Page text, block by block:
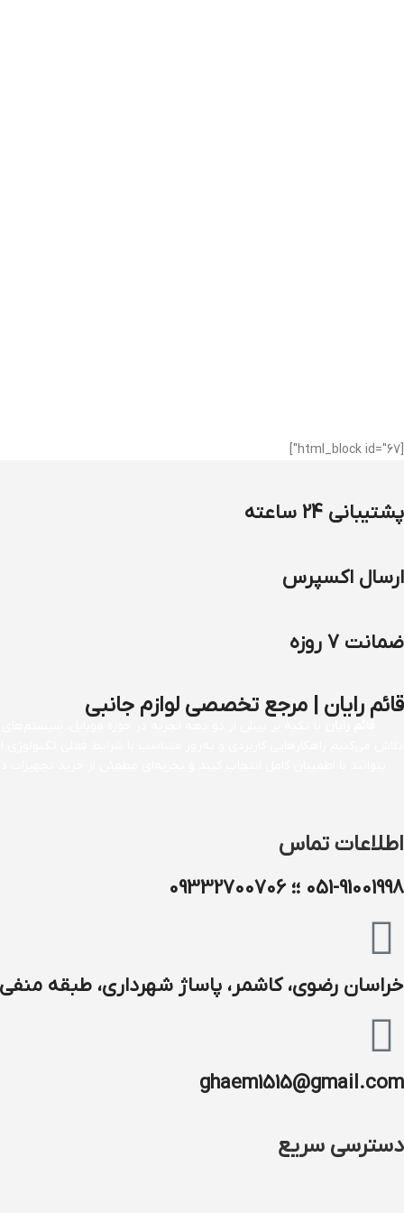
[html_block id="67"]
پشتیبانی 24 ساعته
ارسال اکسپرس
ضمانت 7 روزه
قائم رایان | مرجع تخصصی لوازم جانبی
اطلاعات تماس
051-91001998 ؛؛ 09332700706
خراسان رضوی، کاشمر، پاساژ شهرداری، طبقه منفی ۱
ghaem1515@gmail.com
دسترسی سریع